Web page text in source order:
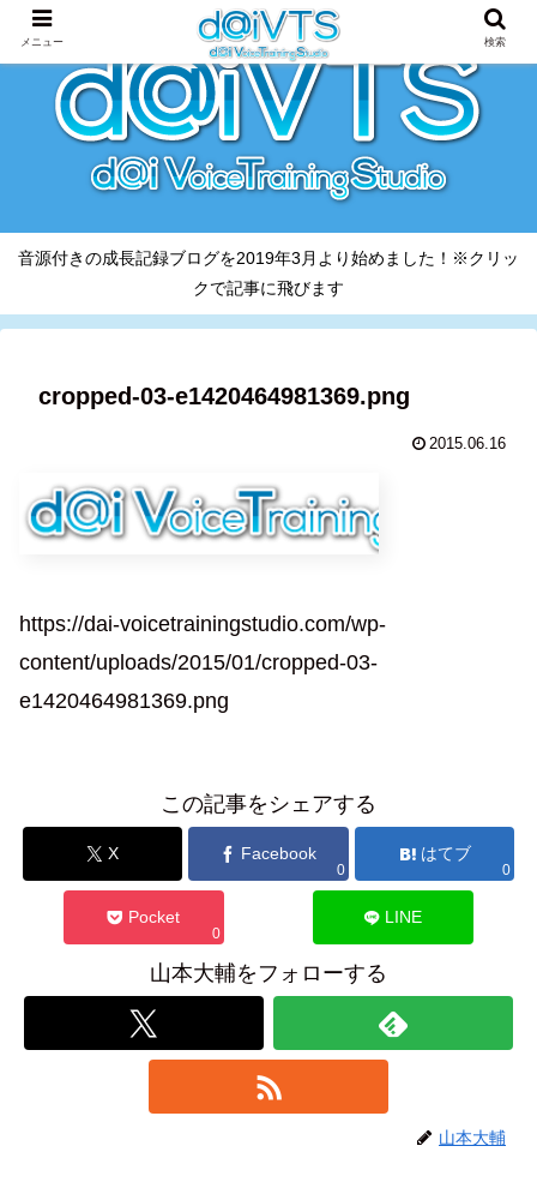
音源付きの成長記録ブログを2019年3月より始めました！※クリッ
クで記事に飛びます
cropped-03-e1420464981369.png
2015.06.16
https://dai-voicetrainingstudio.com/wp-
content/uploads/2015/01/cropped-03-
e1420464981369.png
この記事をシェアする
X Facebook
0
はてブ
0
Pocket
0
LINE
山本大輔をフォローする
山本大輔
メニュー 検索